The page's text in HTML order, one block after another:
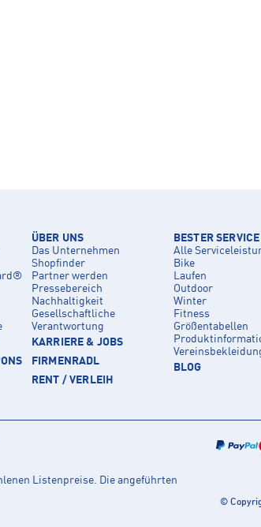
ÜBER UNS
Das Unternehmen
Shopfinder
Partner werden
Pressebereich
Nachhaltigkeit
Gesellschaftliche
Verantwortung
KARRIERE & JOBS
FIRMENRADL
RENT / VERLEIH
BESTER SERVICE
Alle
Bike
Laufen
Outdoor
Winter
Fitness
Größentabellen
BLOG
Listenpreise. Die angeführten
©